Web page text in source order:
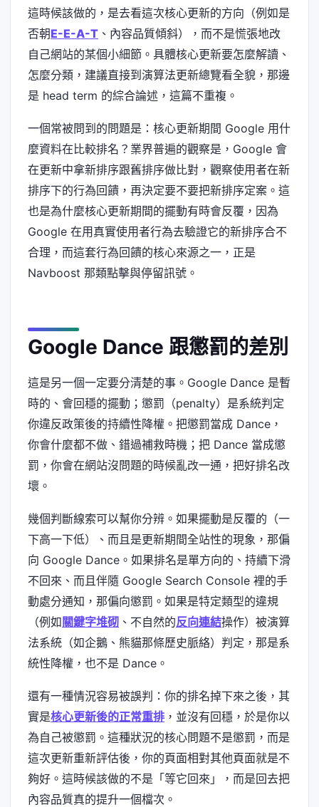
這時候該做的，是去看這次核心更新的方向（例如是
否朝E-E-A-T 、內容品質傾斜），而不是慌張地改
自己網站的某個小細節。具體核心更新要怎麼解讀、
怎麼分類，建議直接到演算法更新總覽看全貌，那邊
是 head term 的綜合論述，這篇不重複。
一個常被問到的問題是：核心更新期間 Google 用什
麼資料在比較排名？業界普遍的觀察是，Google 會
在更新中拿新排序跟舊排序做比對，觀察使用者在新
排序下的行為回饋，再決定要不要把新排序定案。這
也是為什麼核心更新期間的擺動有時會反覆，因為
Google 在用真實使用者行為去驗證它的新排序合不
合理，而這套行為回饋的核心來源之一，正是
Navboost 那類點擊與停留訊號。
Google Dance 跟懲罰的差別
這是另一個一定要分清楚的事。Google Dance 是暫
時的、會回穩的擺動；懲罰（penalty）是系統判定
你違反政策後的持續性降權。把懲罰當成 Dance，
你會什麼都不做、錯過補救時機；把 Dance 當成懲
罰，你會在網站沒問題的時候亂改一通，把好排名改
壞。
幾個判斷線索可以幫你分辨。如果擺動是反覆的（一
下高一下低）、而且是更新期間全站性的現象，那偏
向 Google Dance。如果排名是單方向的、持續下滑
不回來、而且伴隨 Google Search Console 裡的手
動處分通知，那偏向懲罰。如果是特定類型的違規
（例如關鍵字堆砌 、不自然的反向連結操作）被演算
法系統（如企鵝、熊貓那條歷史脈絡）判定，那是系
統性降權，也不是 Dance。
還有一種情況容易被誤判：你的排名掉下來之後，其
實是核心更新後的正常重排 ，並沒有回穩，於是你以
為自己被懲罰。這種狀況的核心問題不是懲罰，而是
這次更新重新評估後，你的頁面相對其他頁面就是不
夠好。這時候該做的不是「等它回來」，而是回去把
內容品質真的提升一個檔次。